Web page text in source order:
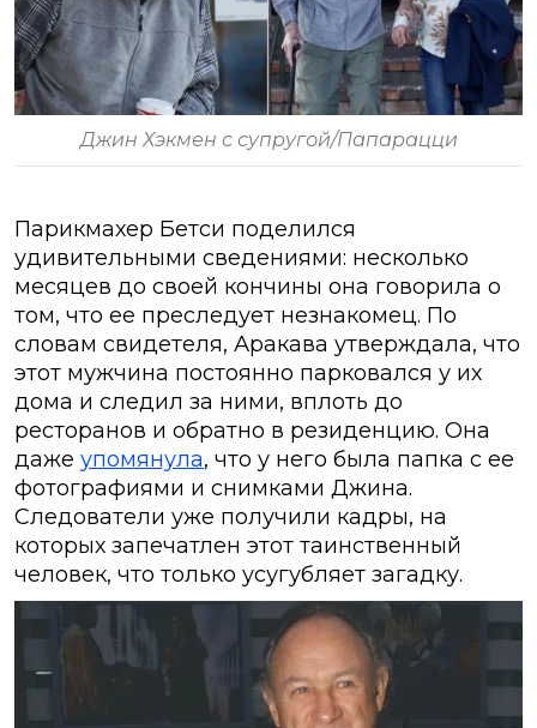
Джин Хэкмен с супругой/Папарацци
Парикмахер Бетси поделился
удивительными сведениями: несколько
месяцев до своей кончины она говорила о
том, что ее преследует незнакомец. По
словам свидетеля, Аракава утверждала, что
этот мужчина постоянно парковался у их
дома и следил за ними, вплоть до
ресторанов и обратно в резиденцию. Она
даже упомянула, что у него была папка с ее
фотографиями и снимками Джина.
Следователи уже получили кадры, на
которых запечатлен этот таинственный
человек, что только усугубляет загадку.